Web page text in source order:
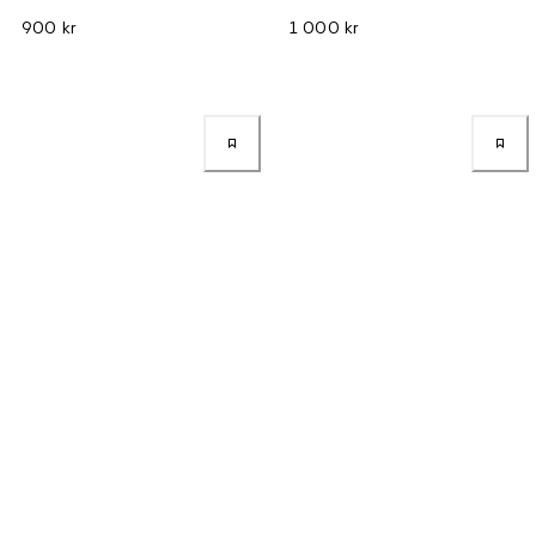
900 kr 1 000 kr